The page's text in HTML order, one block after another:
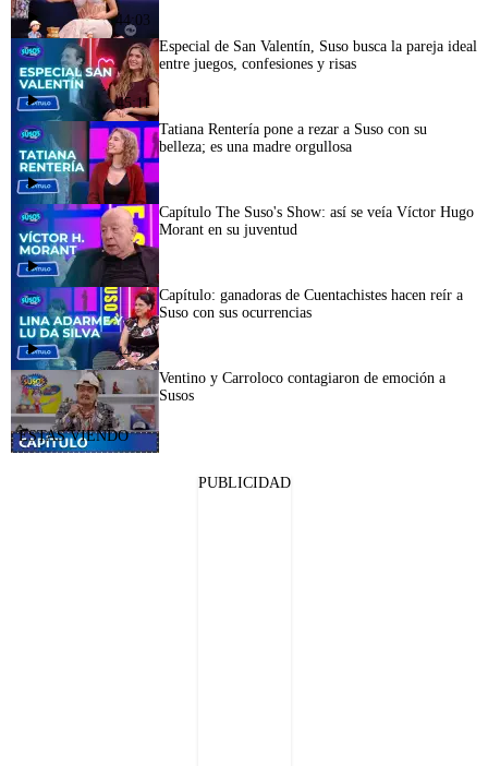
44:03
45:11
Especial de San Valentín, Suso busca la pareja ideal
entre juegos, confesiones y risas
Tatiana Rentería pone a rezar a Suso con su
belleza; es una madre orgullosa
Capítulo The Suso's Show: así se veía Víctor Hugo
Morant en su juventud
44:58
Capítulo: ganadoras de Cuentachistes hacen reír a
Suso con sus ocurrencias
Ventino y Carroloco contagiaron de emoción a
Susos
PUBLICIDAD